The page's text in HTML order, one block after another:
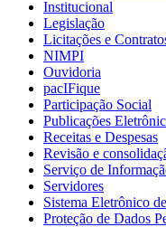
Institucional
Legislação
Licitações e
NIMPI
Ouvidoria
pacIFique
Participação Social
Publicações
Receitas e Despesas
Revisão e
Serviço de
Servidores
Sistema Eletrônico
Proteção de Dados